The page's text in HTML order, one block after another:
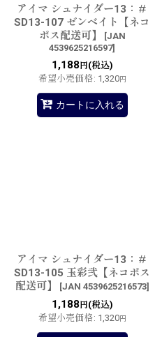
アイマ シュナイダー13：＃
SD13-107 ゼンベイト【ネコ
ポス配送可】
[JAN
4539625216597]
1,188 円(税込)
希望小売価格: 1,320円
カートに入れる
アイマ シュナイダー13：＃
SD13-105 玉彩弐【ネコポス
配送可】
[JAN 4539625216573]
1,188 円(税込)
希望小売価格: 1,320円